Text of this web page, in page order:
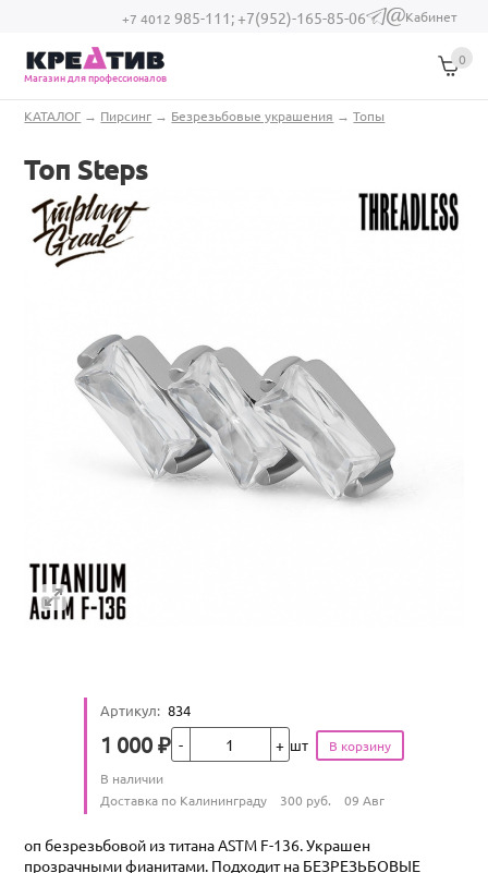
Перейти к основному содержанию
+7 4012 985-111;+7(952)-165-85-06
(link sends e-
Кабинет
Магазин для профессионалов
0
Вы здесь
КАТАЛОГ → Пирсинг → Безрезьбовые украшения →Топы
Топ Steps
Артикул: 834
Цена
1 000 ₽Кол-во шт
Количество
В наличии
Условия доставки
Доставка по Калининграду 300 руб. 09 Авг
оп безрезьбовой из титана ASTM F-136. Украшен
прозрачными фианитами. Подходит на БЕЗРЕЗЬБОВЫЕ